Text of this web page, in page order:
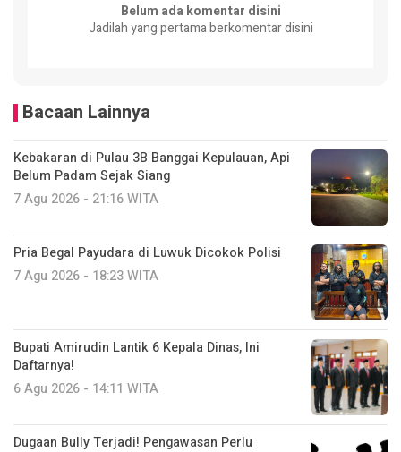
Belum ada komentar disini
Jadilah yang pertama berkomentar disini
Bacaan Lainnya
Kebakaran di Pulau 3B Banggai Kepulauan, Api
Belum Padam Sejak Siang
7 Agu 2026 - 21:16 WITA
Pria Begal Payudara di Luwuk Dicokok Polisi
7 Agu 2026 - 18:23 WITA
Bupati Amirudin Lantik 6 Kepala Dinas, Ini
Daftarnya!
6 Agu 2026 - 14:11 WITA
Dugaan Bully Terjadi! Pengawasan Perlu